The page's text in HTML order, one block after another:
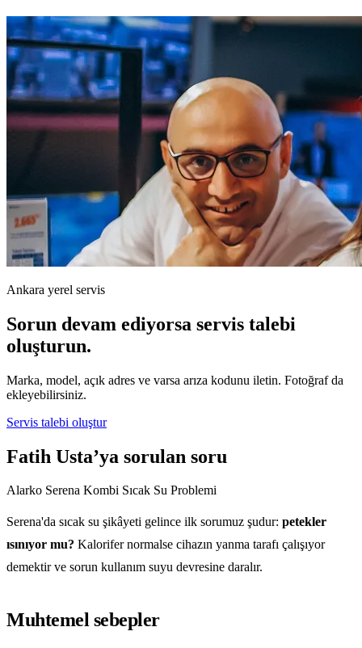
Ankara yerel servis
Sorun devam ediyorsa servis talebi
oluşturun.
Marka, model, açık adres ve varsa arıza kodunu iletin. Fotoğraf da
ekleyebilirsiniz.
Servis talebi oluştur
Fatih Usta’ya sorulan soru
Alarko Serena Kombi Sıcak Su Problemi
Serena'da sıcak su şikâyeti gelince ilk sorumuz şudur: petekler
ısınıyor mu? Kalorifer normalse cihazın yanma tarafı çalışıyor
demektir ve sorun kullanım suyu devresine daralır.
Muhtemel sebepler